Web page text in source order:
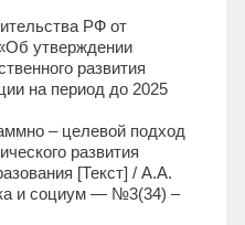
РФ от
утверждении
развития
на период до 2025
– целевой подход
развития
[Текст] / А.А.
и социум — №3(34) –